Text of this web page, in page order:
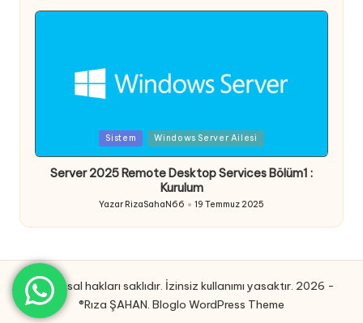
in
Sistem Windows Server Ailesi
Server 2025 Remote Desktop Services Bölüm1 :
Kurulum
Posted
by
Yazar RizaSahaN66 19 Temmuz 2025
Tüm yasal hakları saklıdır. İzinsiz kullanımı yasaktır. 2026 -
®Rıza ŞAHAN. Bloglo WordPress Theme